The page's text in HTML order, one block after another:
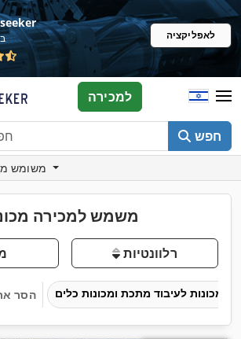
לאפליקציה
חפש
למכירה
משמש למכירה
רלוונטיות
הסר